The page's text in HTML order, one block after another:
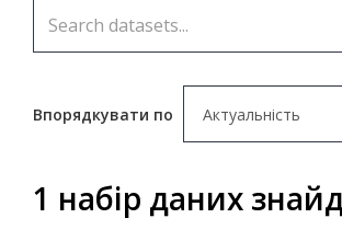
Впорядкувати по
1 набір даних